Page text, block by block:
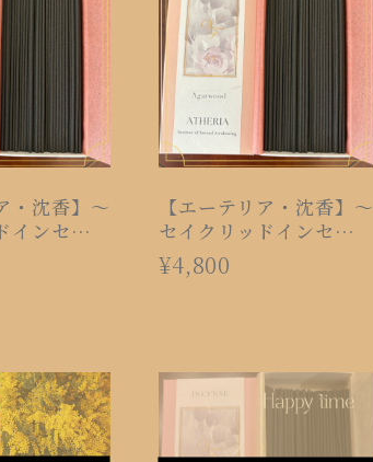
・沈香】〜
インセン
イズ）
【エーテリア・沈香】〜
セイクリッドインセン
ス〜
¥4,800